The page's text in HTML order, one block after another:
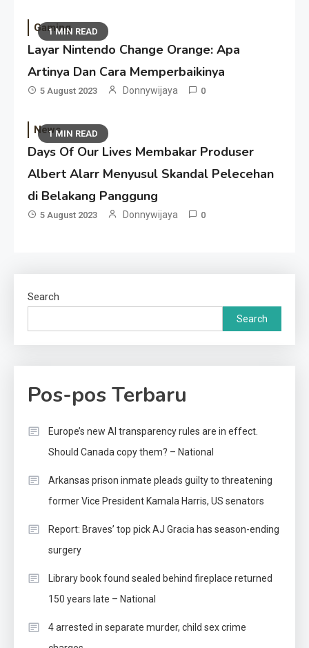
1 MIN READ
Gaming
Layar Nintendo Change Orange: Apa
Artinya Dan Cara Memperbaikinya
5 August 2023 Donnywijaya 0
1 MIN READ
News
Days Of Our Lives Membakar Produser
Albert Alarr Menyusul Skandal Pelecehan
di Belakang Panggung
5 August 2023 Donnywijaya 0
Search
Search
Pos-pos Terbaru
Europe’s new AI transparency rules are in effect.
Should Canada copy them? – National
Arkansas prison inmate pleads guilty to threatening
former Vice President Kamala Harris, US senators
Report: Braves’ top pick AJ Gracia has season-ending
surgery
Library book found sealed behind fireplace returned
150 years late – National
4 arrested in separate murder, child sex crime